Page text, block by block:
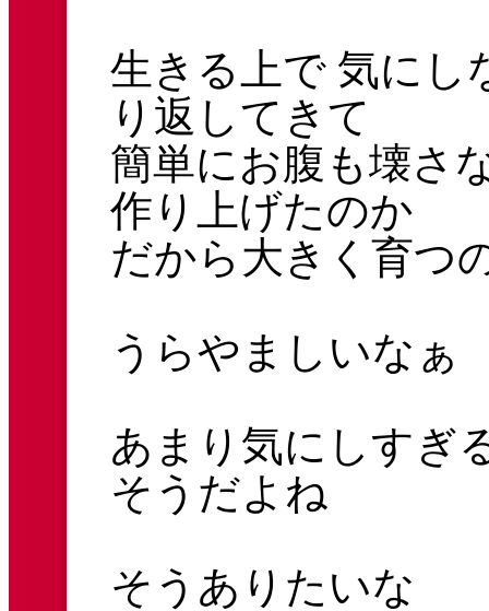
生きる上で 気にし
り返してきて
簡単にお腹も壊さ
作り上げたのか
だから大きく育つ
うらやましいなぁ
あまり気にしすぎ
そうだよね
そうありたいな